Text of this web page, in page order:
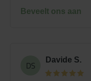
Beveelt ons aan
DS Davide S.